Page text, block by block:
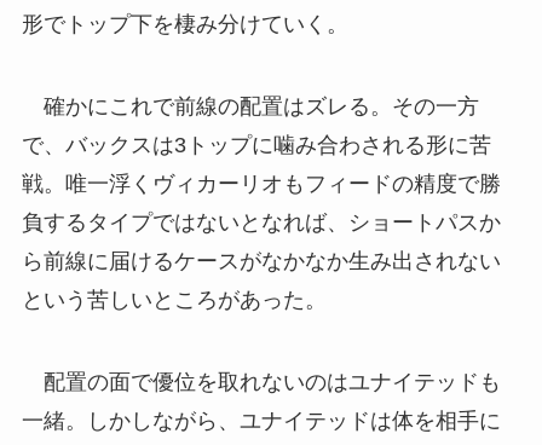
形でトップ下を棲み分けていく。
確かにこれで前線の配置はズレる。その一方
で、バックスは3トップに噛み合わされる形に苦
戦。唯一浮くヴィカーリオもフィードの精度で勝
負するタイプではないとなれば、ショートパスか
ら前線に届けるケースがなかなか生み出されない
という苦しいところがあった。
配置の面で優位を取れないのはユナイテッドも
一緒。しかしながら、ユナイテッドは体を相手に